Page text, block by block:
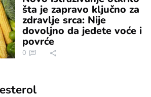
šta je zapravo ključno za
zdravlje srca: Nije
dovoljno da jedete voće i
povrće
0